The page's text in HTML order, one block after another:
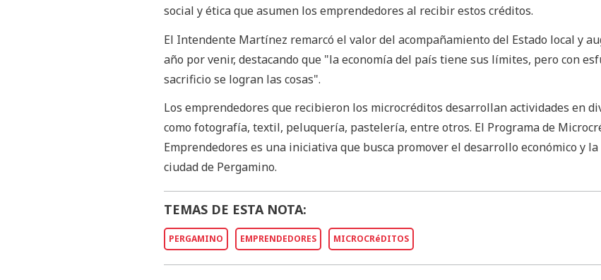
social y ética que asumen los emprendedores al recibir estos créditos.
El Intendente Martínez remarcó el valor del acompañamiento del Estado local y
año por venir, destacando que "la economía del país tiene sus límites, pero con
sacrificio se logran las cosas".
Los emprendedores que recibieron los microcréditos desarrollan actividades en
como fotografía, textil, peluquería, pastelería, entre otros. El Programa de
Emprendedores es una iniciativa que busca promover el desarrollo económico y
ciudad de Pergamino.
TEMAS DE ESTA NOTA:
PERGAMINO EMPRENDEDORES MICROCRéDITOS